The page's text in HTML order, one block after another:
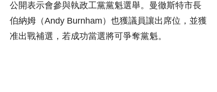
公開表示會參與執政工黨黨魁選舉。曼徹斯特市長
伯納姆（Andy Burnham）也獲議員讓出席位，並獲
准出戰補選，若成功當選將可爭奪黨魁。